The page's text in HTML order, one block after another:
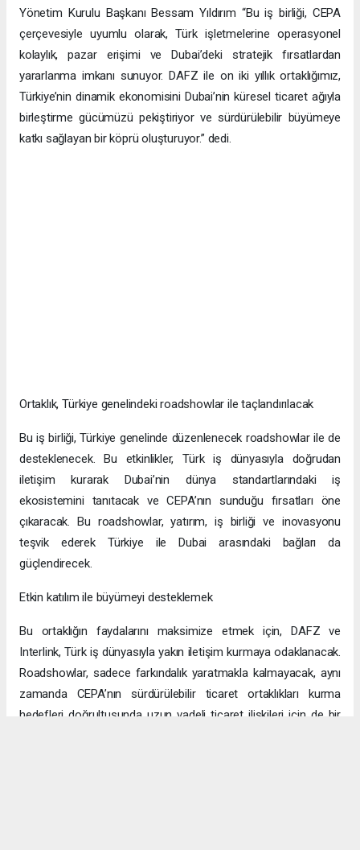
Yönetim Kurulu Başkanı Bessam Yıldırım “Bu iş birliği, CEPA
çerçevesiyle uyumlu olarak, Türk işletmelerine operasyonel
kolaylık, pazar erişimi ve Dubai’deki stratejik fırsatlardan
yararlanma imkanı sunuyor. DAFZ ile on iki yıllık ortaklığımız,
Türkiye’nin dinamik ekonomisini Dubai’nin küresel ticaret ağıyla
birleştirme gücümüzü pekiştiriyor ve sürdürülebilir büyümeye
katkı sağlayan bir köprü oluşturuyor.” dedi.
Ortaklık, Türkiye genelindeki roadshowlar ile taçlandırılacak
Bu iş birliği, Türkiye genelinde düzenlenecek roadshowlar ile de
desteklenecek. Bu etkinlikler, Türk iş dünyasıyla doğrudan
iletişim kurarak Dubai’nin dünya standartlarındaki iş
ekosistemini tanıtacak ve CEPA’nın sunduğu fırsatları öne
çıkaracak. Bu roadshowlar, yatırım, iş birliği ve inovasyonu
teşvik ederek Türkiye ile Dubai arasındaki bağları da
güçlendirecek.
Etkin katılım ile büyümeyi desteklemek
Bu ortaklığın faydalarını maksimize etmek için, DAFZ ve
Interlink, Türk iş dünyasıyla yakın iletişim kurmaya odaklanacak.
Roadshowlar, sadece farkındalık yaratmakla kalmayacak, aynı
zamanda CEPA’nın sürdürülebilir ticaret ortaklıkları kurma
hedefleri doğrultusunda uzun vadeli ticaret ilişkileri için de bir